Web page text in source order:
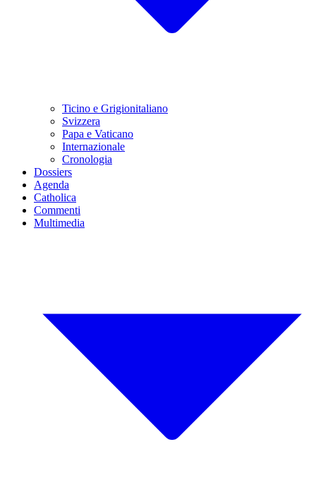
Ticino e Grigionitaliano
Svizzera
Papa e Vaticano
Internazionale
Cronologia
Dossiers
Agenda
Catholica
Commenti
Multimedia